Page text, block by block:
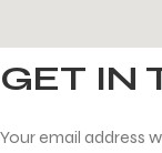
GET IN
Your email address